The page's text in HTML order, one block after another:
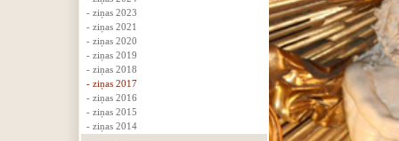
- ziņas 2023
- ziņas 2021
- ziņas 2020
- ziņas 2019
- ziņas 2018
- ziņas 2017
- ziņas 2016
- ziņas 2015
- ziņas 2014